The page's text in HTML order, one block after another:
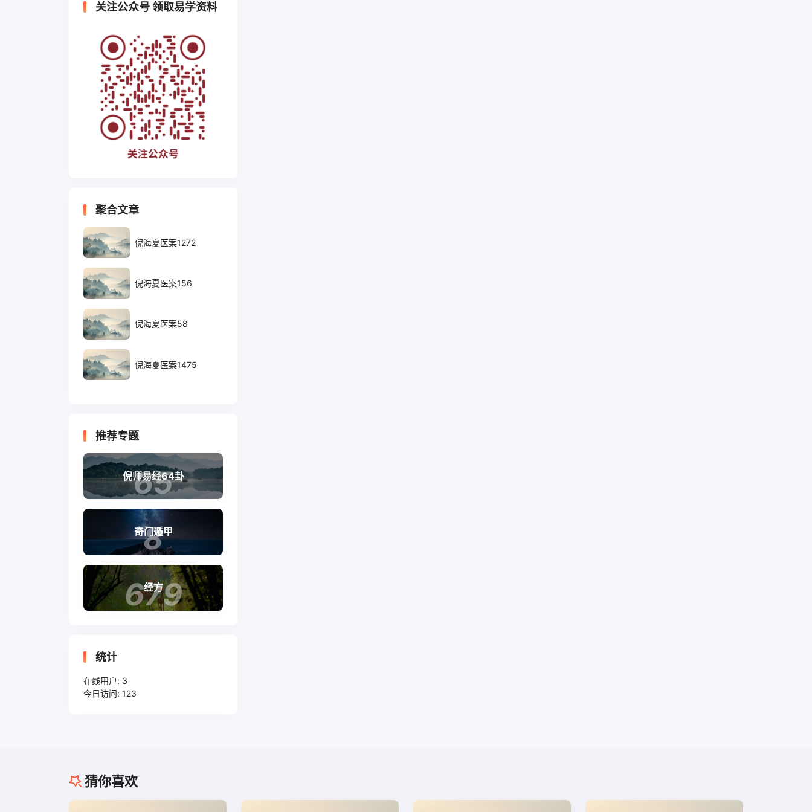
关注公众号 领取易学资料
聚合文章
倪海夏医案1272
倪海夏医案156
倪海夏医案58
倪海夏医案1475
推荐专题
65
倪师易经64卦
8
奇门遁甲
679
经方
统计
在线用户: 3
今日访问: 123
猜你喜欢